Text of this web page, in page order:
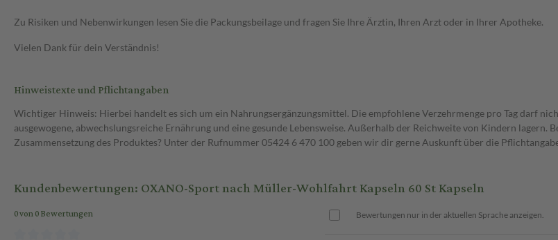
Zu Risiken und Nebenwirkungen lesen Sie die Packungsbeilage und fragen Sie Ihre Ärztin, Ihren Arzt oder in Ihrer Apotheke.
Vielen Dank für dein Verständnis!
Hinweistexte und Pflichtangaben
Wichtiger Hinweis: Hierbei handelt es sich um ein Nahrungsergänzungsmittel. Die empfohlene Verzehrmenge pro Tag darf
ausgewogene, abwechslungsreiche Ernährung und eine gesunde Lebensweise. Außerhalb der Reichweite von Kindern
Zusammensetzung des Produktes? Unter der Rufnummer 05424 6 470 100 geben wir dir gerne Auskunft über die
Kundenbewertungen: OXANO-Sport nach Müller-Wohlfahrt Kapseln 60 St Kapseln
0 von 0 Bewertungen Bewertungen nur in der aktuellen Sprache anzeigen.